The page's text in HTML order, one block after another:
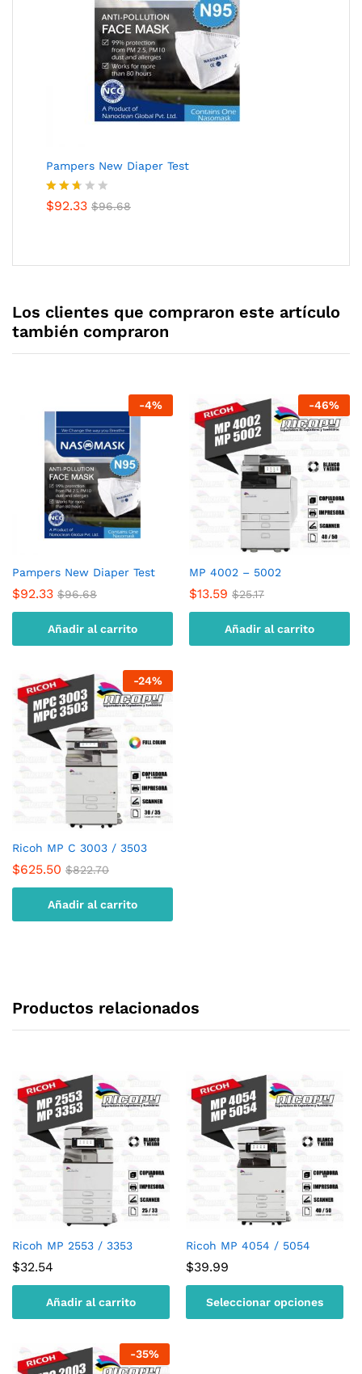
Pampers New Diaper Test
Valora
$92.33 $96.68
Los clientes que compraron este artículo
también compraron
-4%
Pampers New Diaper Test
$92.33 $96.68
Añadir al carrito
-46%
MP 4002 – 5002
$13.59 $25.17
Añadir al carrito
-24%
Ricoh MP C 3003 / 3503
$625.50 $822.70
Añadir al carrito
Productos relacionados
Ricoh MP 2553 / 3353
$32.54
Añadir al carrito
Ricoh MP 4054 / 5054
$39.99
Seleccionar opciones
-35%